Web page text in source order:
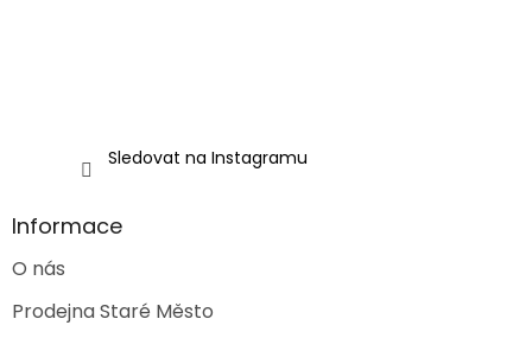
Sledovat na Instagramu
Informace
O nás
Prodejna Staré Město